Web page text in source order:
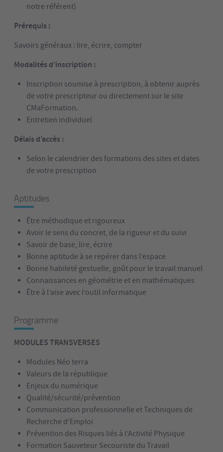
notre référent)
Prérequis :
Savoirs généraux : lire, écrire, compter
Modalités d’inscription :
Inscription soumise à prescription, à obtenir auprès
de votre prescripteur ou directement sur le site
CMaFormation.
Entretien individuel
Délais d’accès :
Selon le calendrier des formations des sites et dates
de votre prescription
Aptitudes
Être méthodique et rigoureux
Avoir le sens du concret, de la rigueur et du suivi
Savoir de base, lire, écrire
Bonne aptitude à se repérer dans l’espace
Bonne habileté gestuelle, goût pour le travail manuel
Connaissances en géométrie et en mathématiques
Être à l’aise avec l’outil informatique
Programme
MODULES TRANSVERSES
Modules Néo terra
Valeurs de la république
Enjeux du numérique
Qualité/sécurité/prévention
Communication professionnelle et Techniques de
Recherche d’Emploi
Prévention des Risques liés à l’Activité Physique
Formation Sauveteur Secouriste du Travail